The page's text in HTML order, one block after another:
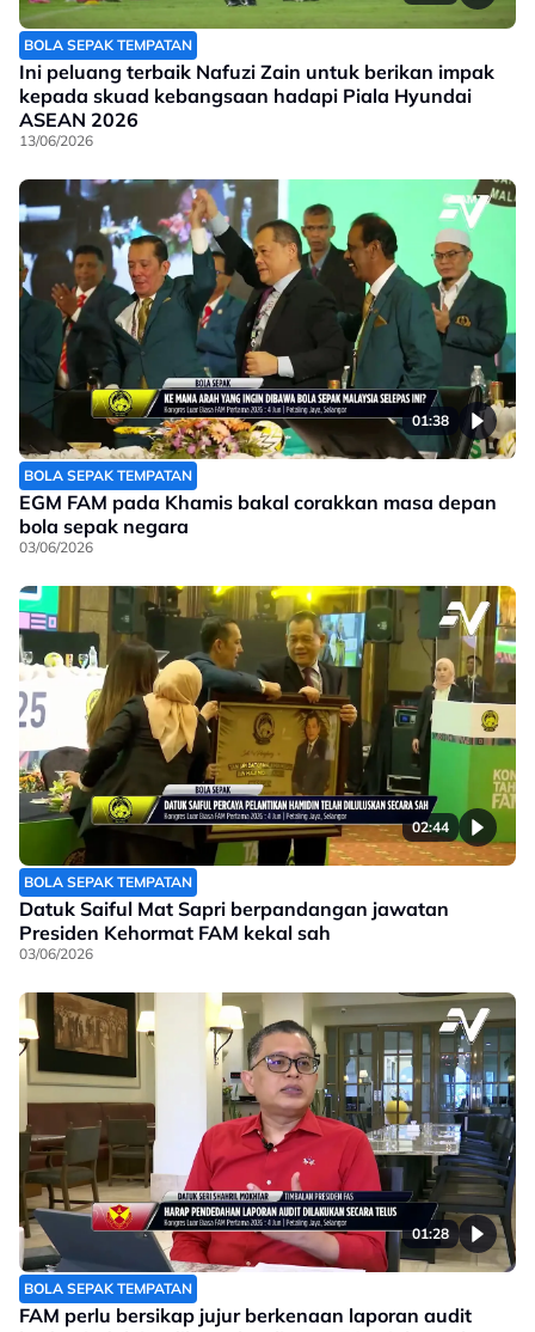
BOLA SEPAK TEMPATAN
Ini peluang terbaik Nafuzi Zain untuk berikan impak
kepada skuad kebangsaan hadapi Piala Hyundai
ASEAN 2026
13/06/2026
01:38
BOLA SEPAK TEMPATAN
EGM FAM pada Khamis bakal corakkan masa depan
bola sepak negara
03/06/2026
02:44
BOLA SEPAK TEMPATAN
Datuk Saiful Mat Sapri berpandangan jawatan
Presiden Kehormat FAM kekal sah
03/06/2026
01:28
BOLA SEPAK TEMPATAN
FAM perlu bersikap jujur berkenaan laporan audit